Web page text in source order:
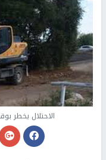
الاحتلال يخطر